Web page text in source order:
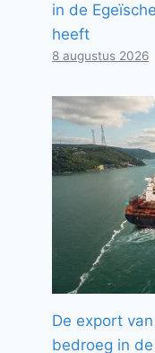
in de
heeft
8 augustus 2026
De export
bedroeg in